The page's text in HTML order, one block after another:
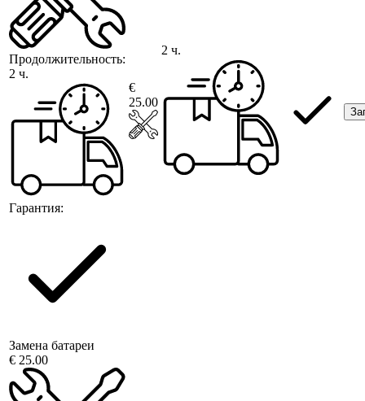
Продолжительность:
2 ч.
Гарантия:
€
25.00
2 ч.
Замена батареи
€ 25.00